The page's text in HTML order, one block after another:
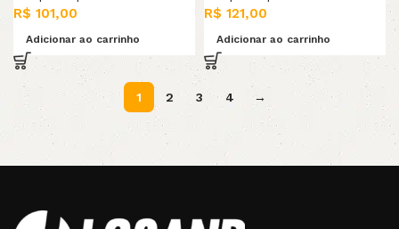
R$ 101,00
Adicionar ao carrinho
R$ 121,00
Adicionar ao carrinho
1 2 3 4 →
Read More